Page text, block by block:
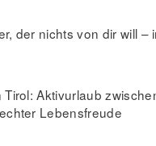
der nichts von dir will –
Tirol: Aktivurlaub
Lebensfreude